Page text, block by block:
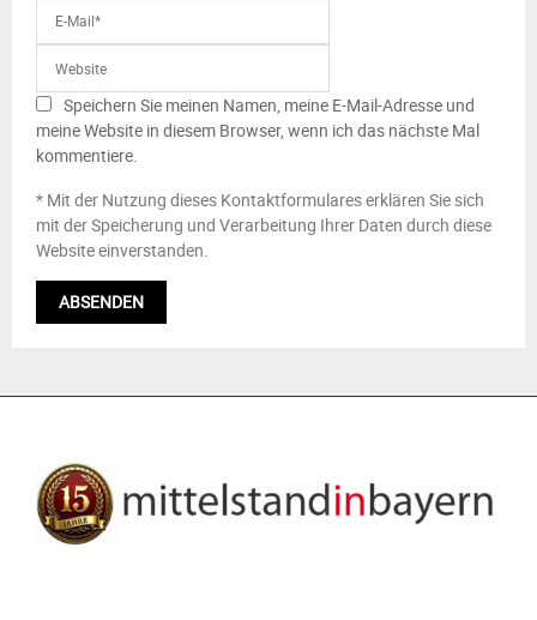
Speichern Sie meinen Namen, meine E-Mail-Adresse und
meine Website in diesem Browser, wenn ich das nächste Mal
kommentiere.
* Mit der Nutzung dieses Kontaktformulares erklären Sie sich
mit der Speicherung und Verarbeitung Ihrer Daten durch diese
Website einverstanden.